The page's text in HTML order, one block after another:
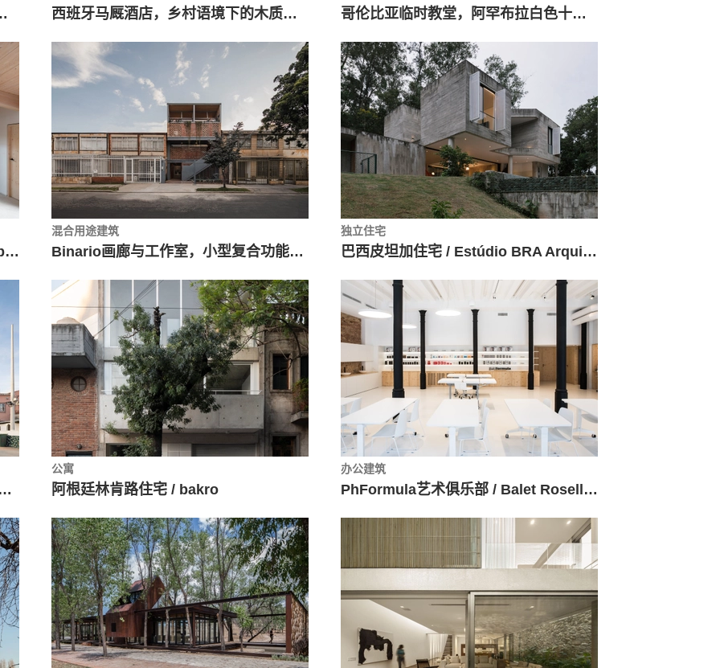
Martins Atelier 西班牙马厩酒店，乡村语境下的木质结构 / Gabarra Arquitectes 哥伦比亚临时教堂，阿罕布拉白色十字架 / Sociedad Colombiana de Arquitectos + Alsar Atelier + GB Urban Studio
十五世纪遗产改造，fuster之宅 / arqbag
混合用途建筑
Binario画廊与工作室，小型复合功能创意空间 / Yemail Arquitectura
独立住宅
巴西皮坦加住宅 / Estúdio BRA Arquitetura
/ ateliermob + Working with the 99%
公寓
阿根廷林肯路住宅 / bakro
办公建筑
PhFormula艺术俱乐部 / Balet Roselló Arquitectos